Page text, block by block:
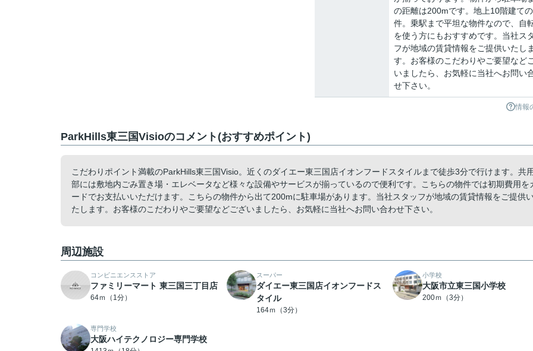
の距離は200mです。地上10階建て
件。乗駅まで平坦な物件なので、自
を使う方にもおすすめです。当社ス
フが地域の賃貸情報をご提供いたし
す。お客様のこだわりやご要望など
いましたら、お気軽に当社へお問い
せ下さい。
情報
ParkHills東三国Visioのコメント(おすすめポイント)
こだわりポイント満載のParkHills東三国Visio。近くのダイエー東三国店イオンフードスタイルまで徒歩3分で行けます。共
部には敷地内ごみ置き場・エレベータなど様々な設備やサービスが揃っているので便利です。こちらの物件では初期費用を
ードでお支払いいただけます。こちらの物件から出て200mに駐車場があります。当社スタッフが地域の賃貸情報をご提供
たします。お客様のこだわりやご要望などございましたら、お気軽に当社へお問い合わせ下さい。
周辺施設
コンビニエンスストア
ファミリーマート 東三国三丁目店
64ｍ（1分）
スーパー
ダイエー東三国店イオンフードス
タイル
164ｍ（3分）
小学校
大阪市立東三国小学校
200ｍ（3分）
専門学校
大阪ハイテクノロジー専門学校